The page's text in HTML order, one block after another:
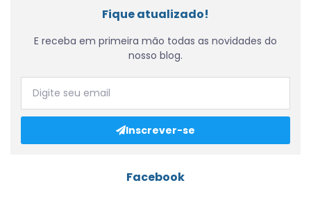
Fique atualizado!
E receba em primeira mão todas as novidades do
nosso blog.
Inscrever-se
Facebook